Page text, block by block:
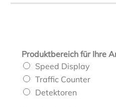
Produktbereich für Ihre
Speed Display
Traffic Counter
Detektoren